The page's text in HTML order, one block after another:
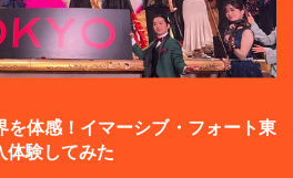
を体感！イマーシブ・フォート東
体験してみた